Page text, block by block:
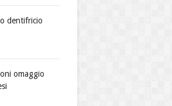
dentifricio
omaggio